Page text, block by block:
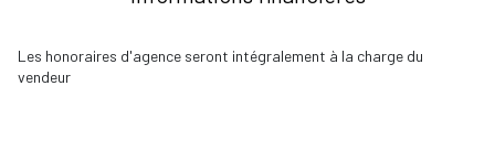
Les honoraires d'agence seront intégralement à la charge du
vendeur